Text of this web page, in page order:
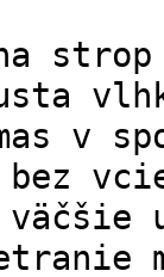
strop
v
bez